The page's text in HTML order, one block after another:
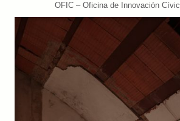
OFIC – Oficina de Innovación